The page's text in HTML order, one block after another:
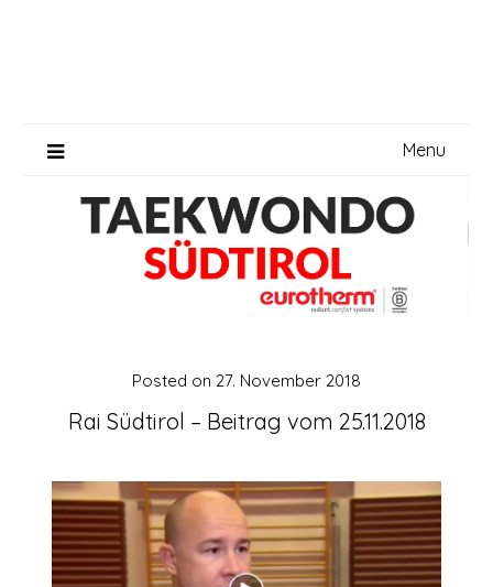
Menu
Rai Südtirol – Beitrag vom 25.11.2018
Posted on 27. November 2018